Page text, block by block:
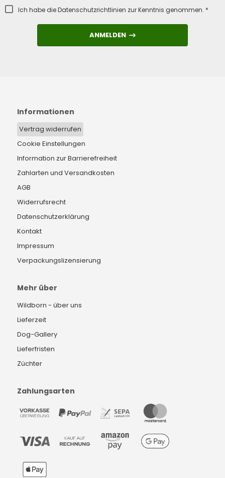
Ich habe dieDatenschutzrichtlinien zur Kenntnis genommen. *
ANMELDEN
ANMELDEN
Informationen
Vertrag widerrufen
Cookie Einstellungen
Information zur Barrierefreiheit
Zahlarten und Versandkosten
AGB
Widerrufsrecht
Datenschutzerklärung
Kontakt
Impressum
Verpackungslizensierung
Mehr über
Wildborn - über uns
Lieferzeit
Dog-Gallery
Lieferfristen
Züchter
Zahlungsarten